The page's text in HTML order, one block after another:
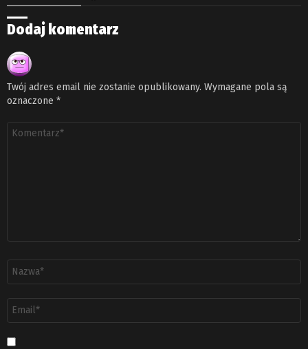
Dodaj komentarz
Twój adres email nie zostanie opublikowany. Wymagane pola są
oznaczone *
email
*